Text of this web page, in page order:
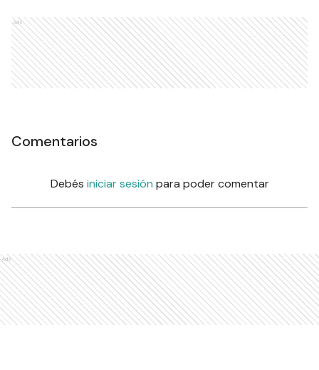
Ads
Comentarios
Debés iniciar sesión para poder comentar
Ads